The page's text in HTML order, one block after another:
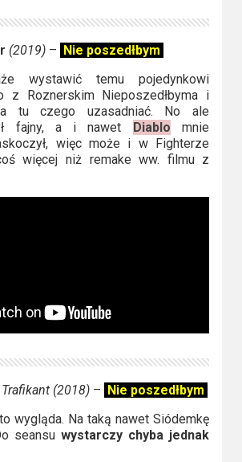
(2019) – Nie poszedłbym
wystawić temu pojedynkowi
z Roznerskim Nieposzedłbyma i
tu czego uzasadniać. No ale
fajny, a i nawet Diablo mnie
więc może i w Fighterze
więcej niż remake ww. filmu z
Trafikant (2018)– Nie poszedłbym
wygląda. Na taką nawet Siódemkę
seansuwystarczy chyba jednak